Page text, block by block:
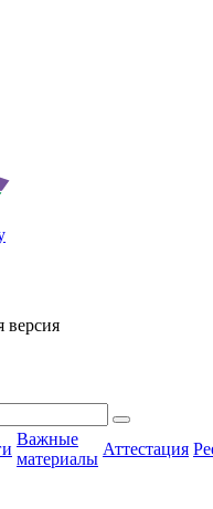
версия
Важные
материалы
Аттестация